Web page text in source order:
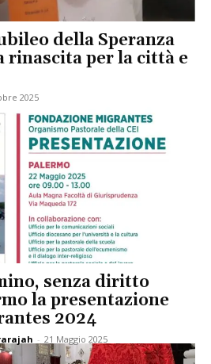
della Speranza
rinascita per la città e
2025
senza diritto
la presentazione
2024
- 21 Maggio 2025